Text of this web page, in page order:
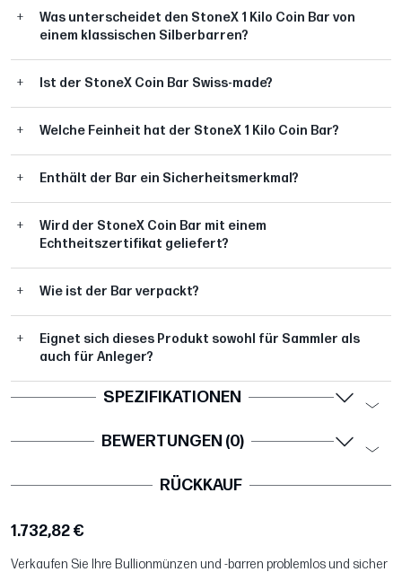
Was unterscheidet den StoneX 1 Kilo Coin Bar von
einem klassischen Silberbarren?
Ist der StoneX Coin Bar Swiss-made?
Welche Feinheit hat der StoneX 1 Kilo Coin Bar?
Enthält der Bar ein Sicherheitsmerkmal?
Wird der StoneX Coin Bar mit einem
Echtheitszertifikat geliefert?
Wie ist der Bar verpackt?
Eignet sich dieses Produkt sowohl für Sammler als
auch für Anleger?
SPEZIFIKATIONEN
BEWERTUNGEN (0)
RÜCKKAUF
1.732,82 €
Verkaufen Sie Ihre Bullionmünzen und -barren problemlos und sicher